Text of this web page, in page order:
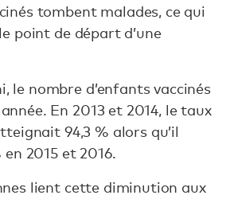
tombent malades, ce qui
point de départ d’une
le nombre d’enfants vaccinés
En 2013 et 2014, le taux
94,3 % alors qu’il
en 2015 et 2016.
lient cette diminution aux